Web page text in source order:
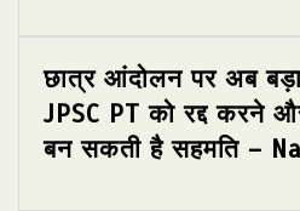
छात्र आंदोलन पर अब
JPSC PT को रद्द करने
बन सकती है सहमति –